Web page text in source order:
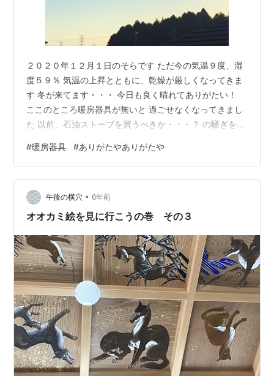
２０２０年１２月１日のそらです ただ今の気温９度、湿
度５９％ 気温の上昇とともに、乾燥が厳しくなってきま
す 冬が来てます・・・ 今日も良く晴れてありがたい！
ここのところ暖房器具が無いと 過ごせなくなってきまし
た 以前、石油ストーブを買うべきか・・・？ の騒ぎをし
く エアコン・こたつ・電気ストーブの活用で過ごしてい
ます 毎年、ファンヒーターを必ずと言っていいほど この
時期からヘビーに使っていましたが、 我が家の購入担当
者の仕事が忙しく、 灯油を買いに行く目途も立っておら
ず 今の状態となっています（購入担当が決まっているん
#暖房器具 #ありがたやありがたや
午後の横穴 • 6年前
オオカミ絵を見に行こうの巻 その３